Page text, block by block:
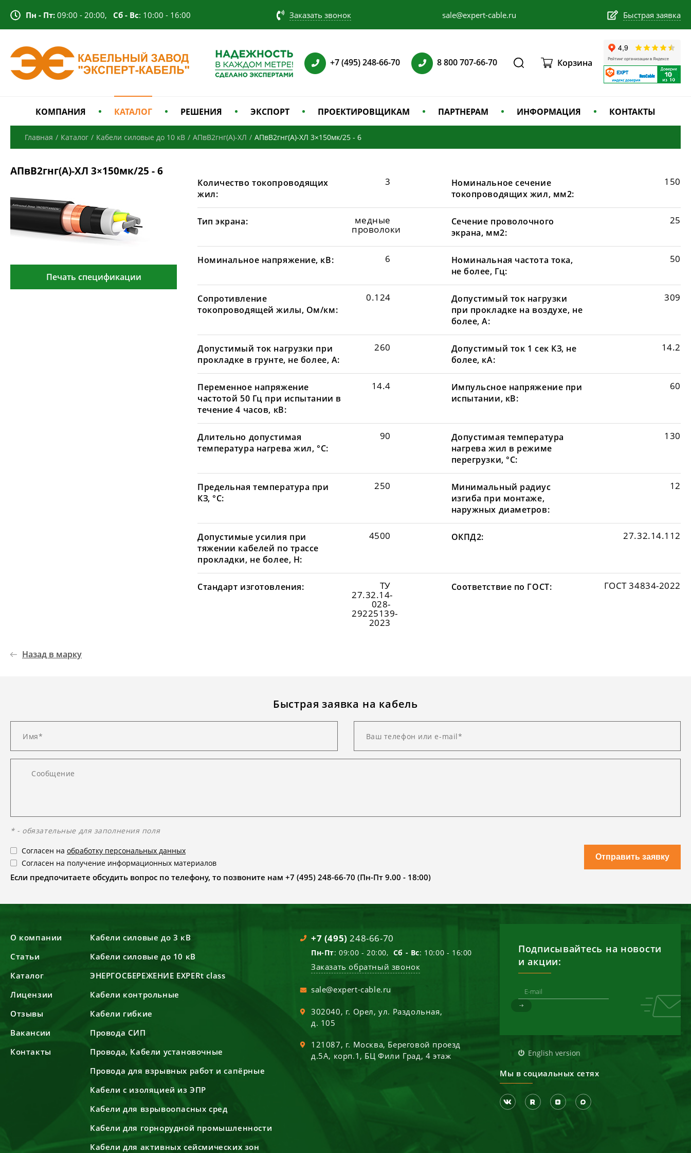
Пн - Пт: 09:00 - 20:00, Сб - Вс: 10:00 - 16:00 Заказать звонок sale@expert-cable.ru Быстрая заявка
+7 (495) 248-66-70 8 800 707-66-70 Корзина
КОМПАНИЯ КАТАЛОГ РЕШЕНИЯ ЭКСПОРТ ПРОЕКТИРОВЩИКАМ ПАРТНЕРАМ ИНФОРМАЦИЯ КОНТАКТЫ
Главная / Каталог / Кабели силовые до 10 кВ / АПвВ2гнг(А)-ХЛ / АПвВ2гнг(А)-ХЛ 3×150мк/25 - 6
АПвВ2гнг(А)-ХЛ 3×150мк/25 - 6
Печать спецификации
Количество токопроводящих
жил:
3
Номинальное сечение
токопроводящих жил, мм2:
150
Тип экрана: медные
проволоки
Сечение проволочного
экрана, мм2:
25
Номинальное напряжение, кВ: 6
Номинальная частота тока,
не более, Гц:
50
Сопротивление
токопроводящей жилы, Ом/км:
0.124
Допустимый ток нагрузки
при прокладке на воздухе, не
более, А:
309
Допустимый ток нагрузки при
прокладке в грунте, не более, А:
260
Допустимый ток 1 сек КЗ, не
более, кА:
14.2
Переменное напряжение
частотой 50 Гц при испытании в
течение 4 часов, кВ:
14.4
Импульсное напряжение при
испытании, кВ:
60
Длительно допустимая
температура нагрева жил, °С:
90
Допустимая температура
нагрева жил в режиме
перегрузки, °С:
130
Предельная температура при
КЗ, °С:
250
Минимальный радиус
изгиба при монтаже,
наружных диаметров:
12
Допустимые усилия при
тяжении кабелей по трассе
прокладки, не более, Н:
4500 ОКПД2: 27.32.14.112
Стандарт изготовления: ТУ
27.32.14-
028-
29225139-
2023
Соответствие по ГОСТ: ГОСТ 34834-2022
Назад в марку
Быстрая заявка на кабель
* - обязательные для заполнения поля
Согласен на обработку персональных данных
Согласен на получение информационных материалов
Если предпочитаете обсудить вопрос по телефону, то позвоните нам +7 (495) 248-66-70 (Пн-Пт 9.00 - 18:00)
Отправить заявку
О компании
Статьи
Каталог
Лицензии
Отзывы
Вакансии
Контакты
Кабели силовые до 3 кВ
Кабели силовые до 10 кВ
ЭНЕРГОСБЕРЕЖЕНИЕ EXPERt class
Кабели контрольные
Кабели гибкие
Провода СИП
Провода, Кабели установочные
Провода для взрывных работ и сапёрные
Кабели с изоляцией из ЭПР
Кабели для взрывоопасных сред
Кабели для горнорудной промышленности
Кабели для активных сейсмических зон
+7 (495) 248-66-70
Пн-Пт: 09:00 - 20:00, Сб - Вс: 10:00 - 16:00
Заказать обратный звонок
sale@expert-cable.ru
302040, г. Орел,ул. Раздольная,
д. 105
121087, г. Москва, Береговой проезд
д.5А, корп.1, БЦ Фили Град, 4 этаж
Подписывайтесь на новости
и акции:
English version
Мы в социальных сетях